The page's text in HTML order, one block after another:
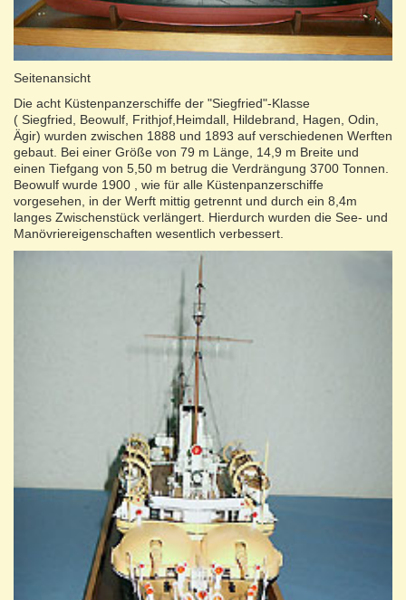
Seitenansicht
Die acht Küstenpanzerschiffe der "Siegfried"-Klasse
( Siegfried, Beowulf, Frithjof,Heimdall, Hildebrand, Hagen, Odin,
Ägir) wurden zwischen 1888 und 1893 auf verschiedenen Werften
gebaut. Bei einer Größe von 79 m Länge, 14,9 m Breite und
einen Tiefgang von 5,50 m betrug die Verdrängung 3700 Tonnen.
Beowulf wurde 1900 , wie für alle Küstenpanzerschiffe
vorgesehen, in der Werft mittig getrennt und durch ein 8,4m
langes Zwischenstück verlängert. Hierdurch wurden die See- und
Manövriereigenschaften wesentlich verbessert.